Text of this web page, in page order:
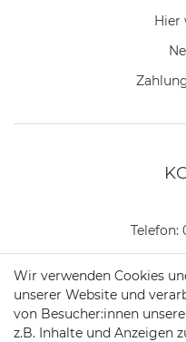
Hier
Telefon:
Mail:
Wir verwenden Cookies
unserer Website und
von Besucher:innen
z.B. Inhalte und Anzeigen